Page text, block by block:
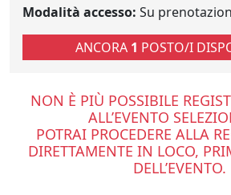
Modalità accesso: Su
ANCORA 1 POSTO/I
NON È PIÙ POSSIBILE
ALL’EVENTO
POTRAI PROCEDERE ALLA
DIRETTAMENTE IN LOCO,
DELL’EVENTO.